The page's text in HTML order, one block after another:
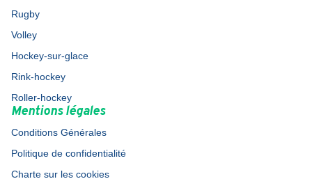
Rugby
Volley
Hockey-sur-glace
Rink-hockey
Roller-hockey
Mentions légales
Conditions Générales
Politique de confidentialité
Charte sur les cookies